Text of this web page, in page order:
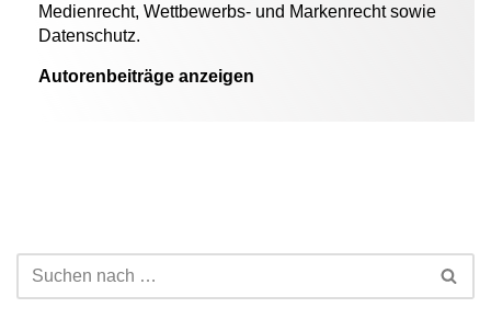
Medienrecht, Wettbewerbs- und Markenrecht sowie
Datenschutz.
Autorenbeiträge anzeigen